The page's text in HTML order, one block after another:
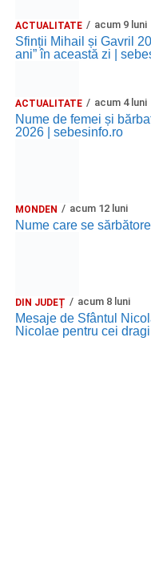
ACTUALITATE acum 9 luni
Sfinții Mihail și Gavril
ani” în această zi |
ACTUALITATE acum 4 luni
Nume de femei și
2026 | sebesinfo.ro
MONDEN acum 12 luni
Nume care se
DIN JUDEȚ acum 8 luni
Mesaje de Sfântul
Nicolae pentru cei